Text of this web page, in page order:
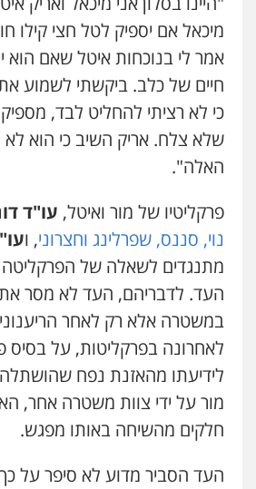
מיכאל אם יספיק לטל חצי קילו
אמר לי בנוכחות איטל שאם הוא
חיים של כלב. ביקשתי לשמוע
כי לא רציתי להחליט לבד, מספיק
שלא צלח. אריק השיב כי הוא לא
האלה".
פרקליטיו של מור ואיטל, עו"ד
נוי, סננס, שפרלינג וחצרוני, ו
מתנגדים לשאלה של
העד. לדבריהם, העד לא מסר
במשטרה אלא רק לאחר
לאחרונה בפרקליטות, על בסיס
לידיעתו מהאזנת נפח
מור על ידי צוות משטרה אחר,
חלקים מהשיחה באותו מפגש.
העד הסביר מדוע לא סיפר על